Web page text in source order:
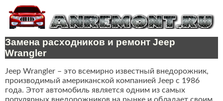
Замена расходников и ремонт Jeep
Wrangler
Jeep Wrangler – это всемирно известный внедорожник,
производимый американской компанией Jeep с 1986
года. Этот автомобиль является одним из самых